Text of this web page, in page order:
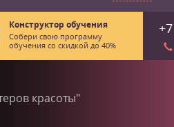
Конструктор обучения
Собери свою программу
обучения со скидкой до 40%
красоты"